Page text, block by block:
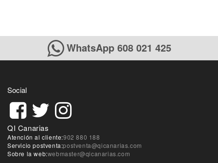
WhatsApp 608 021 425
Social
QI Canarias
Atención al cliente:902 880 188
Servicio postventa:postventa@qicanarias.com
Sobre la web:webmaster@qicanarias.com